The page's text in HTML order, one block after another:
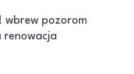
wbrew pozorom
renowacja